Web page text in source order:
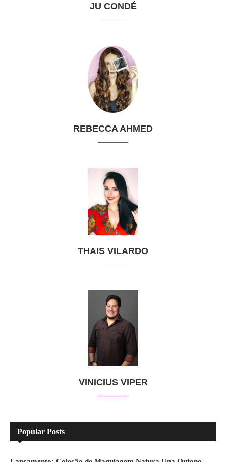
JU CONDÉ
REBECCA AHMED
THAIS VILARDO
VINICIUS VIPER
Popular Posts